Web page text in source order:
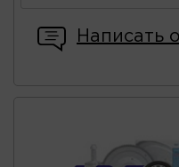
Написать